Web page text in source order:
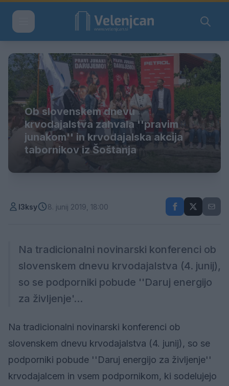
Ob slovenskem dnevu
krvodajalstva zahvala ''pravim
junakom'' in krvodajalska akcija
tabornikov iz Šoštanja
l3ksy 8. junij 2019, 18:00
Na tradicionalni novinarski konferenci ob
slovenskem dnevu krvodajalstva (4. junij),
so se podporniki pobude ''Daruj energijo
za življenje'...
Na tradicionalni novinarski konferenci ob
slovenskem dnevu krvodajalstva (4. junij), so se
podporniki pobude ''Daruj energijo za življenje''
krvodajalcem in vsem podpornikom, ki sodelujejo